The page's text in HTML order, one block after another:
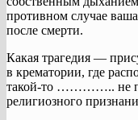
противном случае
после смерти.
Какая трагедия —
в крематории, где
такой-то ………….. не
религиозного